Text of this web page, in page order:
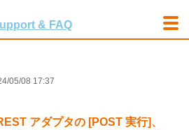
05/08 17:37
アダプタの [POST 実行]、